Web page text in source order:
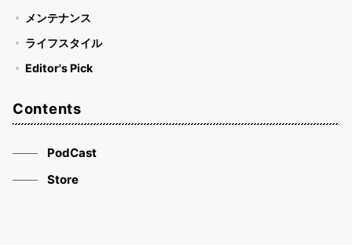
メンテナンス
ライフスタイル
Editor's Pick
Contents
PodCast
Store